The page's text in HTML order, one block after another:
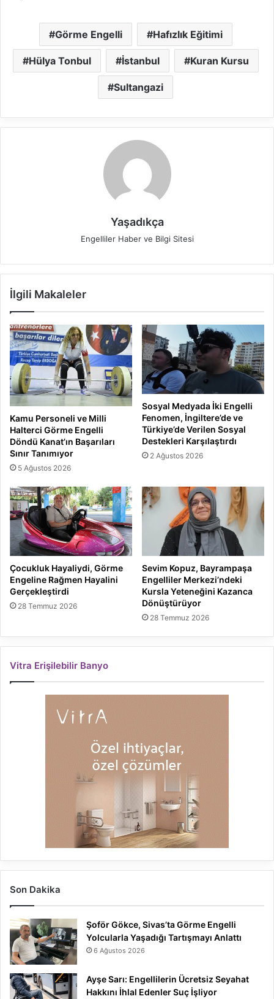
Görme Engelli Hafızlık Eğitimi
Hülya Tonbul İstanbul Kuran Kursu
Sultangazi
Yaşadıkça
Engelliler Haber ve Bilgi Sitesi
İlgili Makaleler
Kamu Personeli ve Milli
Halterci Görme Engelli
Döndü Kanat’ın Başarıları
Sınır Tanımıyor
5 Ağustos 2026
Sosyal Medyada İki Engelli
Fenomen, İngiltere’de ve
Türkiye’de Verilen Sosyal
Destekleri Karşılaştırdı
2 Ağustos 2026
Çocukluk Hayaliydi, Görme
Engeline Rağmen Hayalini
Gerçekleştirdi
28 Temmuz 2026
Sevim Kopuz, Bayrampaşa
Engelliler Merkezi’ndeki
Kursla Yeteneğini Kazanca
Dönüştürüyor
28 Temmuz 2026
Vitra Erişilebilir Banyo
Son Dakika
Şoför Gökce, Sivas’ta Görme Engelli
Yolcularla Yaşadığı Tartışmayı Anlattı
6 Ağustos 2026
Ayşe Sarı: Engellilerin Ücretsiz Seyahat
Hakkını İhlal Edenler Suç İşliyor